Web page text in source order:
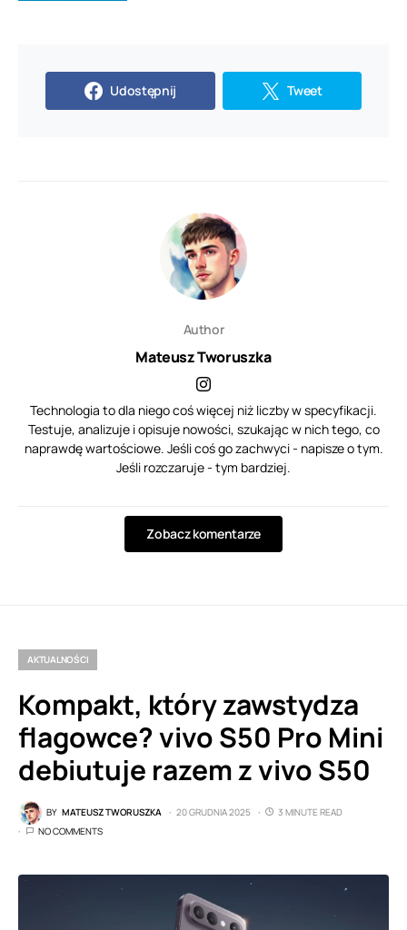
Udostępnij Tweet
Author
Mateusz Tworuszka
Technologia to dla niego coś więcej niż liczby w specyfikacji.
Testuje, analizuje i opisuje nowości, szukając w nich tego, co
naprawdę wartościowe. Jeśli coś go zachwyci - napisze o tym.
Jeśli rozczaruje - tym bardziej.
Zobacz komentarze
AKTUALNOŚCI
Kompakt, który zawstydza
flagowce? vivo S50 Pro Mini
debiutuje razem z vivo S50
BY MATEUSZ TWORUSZKA 20 GRUDNIA 2025
3 MINUTE READ
NO COMMENTS